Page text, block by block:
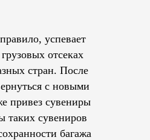
успевает
отсеках
стран. После
с новыми
привез сувениры
таких сувениров
багажа